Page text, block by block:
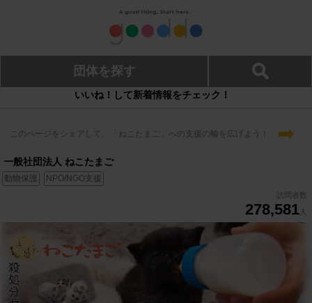
団体を探す
いいね！して新着情報をチェック！
このページをシェアして、「ねこたまご」への支援の輪を広げよう！ ➡
一般社団法人 ねこたまご
動物保護 NPO/NGO支援
訪問者数
278,581 人